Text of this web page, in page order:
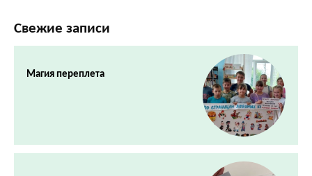
Свежие записи
Магия переплета